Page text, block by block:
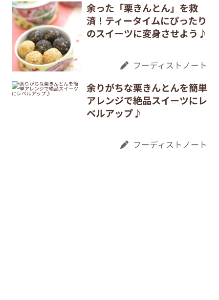
余った「栗きんとん」を救
済！ティータイムにぴったり
のスイーツに変身させよう♪
フーディストノート
余りがちな栗きんとんを簡単
アレンジで絶品スイーツにレ
ベルアップ♪
フーディストノート